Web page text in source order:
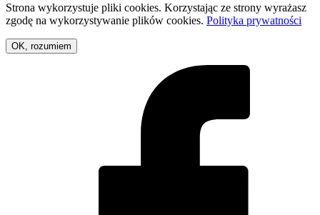
Strona wykorzystuje pliki cookies. Korzystając ze strony wyrażasz
zgodę na wykorzystywanie plików cookies. Polityka prywatności
OK, rozumiem